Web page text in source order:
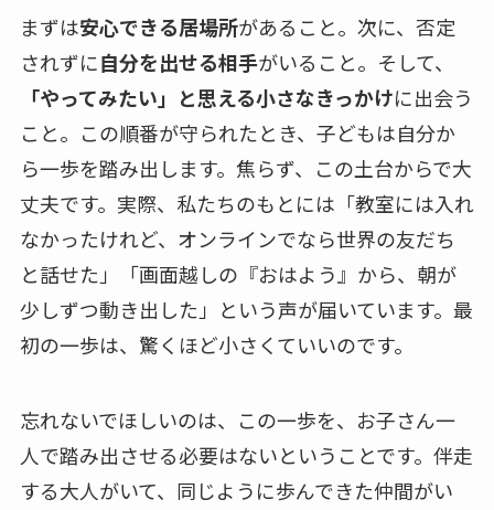
まずは安心できる居場所があること。次に、否定
されずに自分を出せる相手がいること。そして、
「やってみたい」と思える小さなきっかけに出会う
こと。この順番が守られたとき、子どもは自分か
ら一歩を踏み出します。焦らず、この土台からで大
丈夫です。実際、私たちのもとには「教室には入れ
なかったけれど、オンラインでなら世界の友だち
と話せた」「画面越しの『おはよう』から、朝が
少しずつ動き出した」という声が届いています。最
初の一歩は、驚くほど小さくていいのです。
忘れないでほしいのは、この一歩を、お子さん一
人で踏み出させる必要はないということです。伴走
する大人がいて、同じように歩んできた仲間がい